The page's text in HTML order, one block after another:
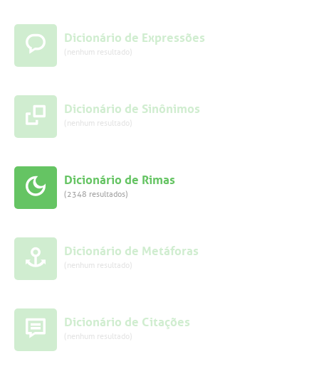
Dicionário de Expressões
(nenhum resultado)
Dicionário de Sinônimos
(nenhum resultado)
Dicionário de Rimas
(2348 resultados)
Dicionário de Metáforas
(nenhum resultado)
Dicionário de Citações
(nenhum resultado)